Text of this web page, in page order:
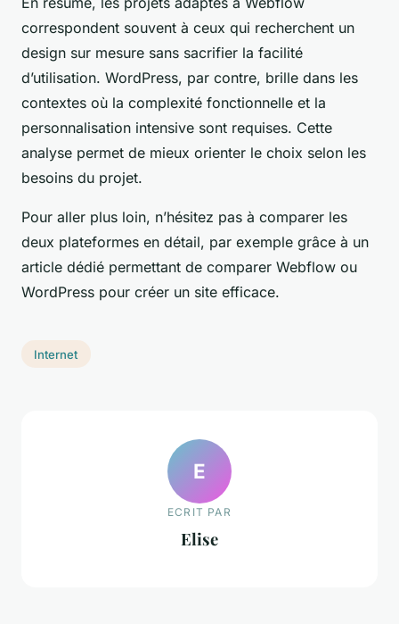
correspondent souvent à ceux qui recherchent un
design sur mesure sans sacrifier la facilité
d’utilisation. WordPress, par contre, brille dans les
contextes où la complexité fonctionnelle et la
personnalisation intensive sont requises. Cette
analyse permet de mieux orienter le choix selon les
besoins du projet.
Pour aller plus loin, n’hésitez pas à comparer les
deux plateformes en détail, par exemple grâce à un
article dédié permettant de comparer Webflow ou
WordPress pour créer un site efficace.
Internet
E
ECRIT PAR
Elise